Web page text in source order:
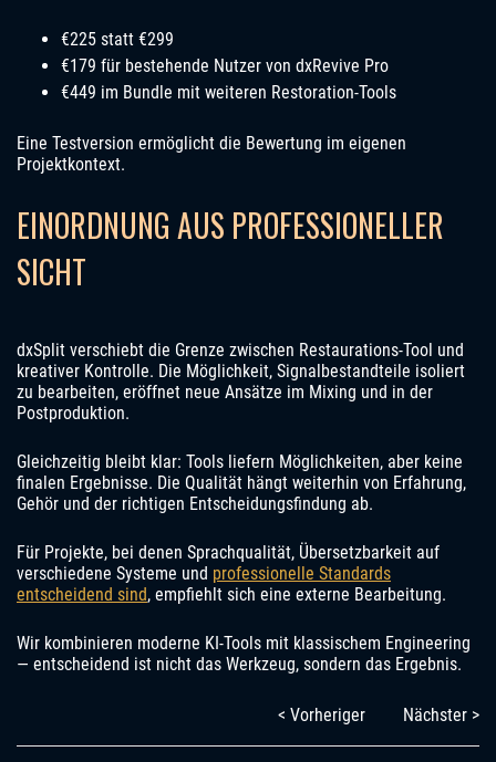
€225 statt €299
€179 für bestehende Nutzer von dxRevive Pro
€449 im Bundle mit weiteren Restoration-Tools
Eine Testversion ermöglicht die Bewertung im eigenen
Projektkontext.
EINORDNUNG AUS PROFESSIONELLER
SICHT
dxSplit verschiebt die Grenze zwischen Restaurations-Tool und
kreativer Kontrolle. Die Möglichkeit, Signalbestandteile isoliert
zu bearbeiten, eröffnet neue Ansätze im Mixing und in der
Postproduktion.
Gleichzeitig bleibt klar: Tools liefern Möglichkeiten, aber keine
finalen Ergebnisse. Die Qualität hängt weiterhin von Erfahrung,
Gehör und der richtigen Entscheidungsfindung ab.
Für Projekte, bei denen Sprachqualität, Übersetzbarkeit auf
verschiedene Systeme und professionelle Standards
entscheidend sind, empfiehlt sich eine externe Bearbeitung.
Wir kombinieren moderne KI-Tools mit klassischem Engineering
— entscheidend ist nicht das Werkzeug, sondern das Ergebnis.
< Vorheriger Nächster >